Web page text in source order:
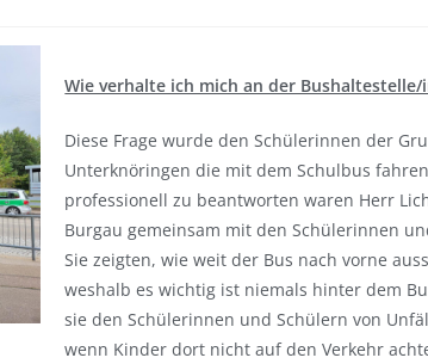
Wie verhalte ich mich an der
Diese Frage wurde den Schülerinnen der
Unterknöringen die mit dem Schulbus
professionell zu beantworten waren Herr
Burgau gemeinsam mit den Schülerinnen
Sie zeigten, wie weit der Bus nach vorne
weshalb es wichtig ist niemals hinter dem
sie den Schülerinnen und Schülern von
wenn Kinder dort nicht auf den Verkehr